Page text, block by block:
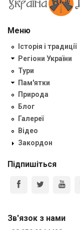
Меню
Історія і традиції
Регіони України
Тури
Пам'ятки
Природа
Блог
Галереї
Відео
Закордон
Підпишіться
Зв'язок з нами